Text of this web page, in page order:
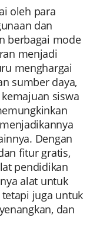
oleh para
dan
berbagai mode
menjadi
menghargai
sumber daya,
siswa
Dengan
fitur gratis,
pendidikan
alat untuk
juga untuk
dan